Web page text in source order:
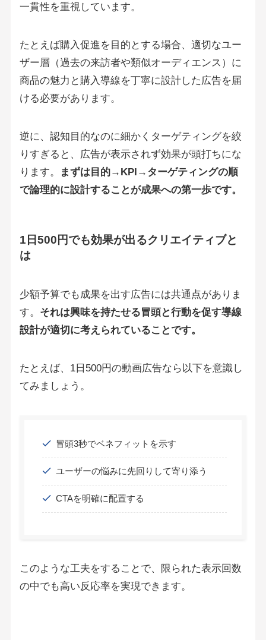
一貫性を重視しています。
たとえば購入促進を目的とする場合、適切なユー
ザー層（過去の来訪者や類似オーディエンス）に
商品の魅力と購入導線を丁寧に設計した広告を届
ける必要があります。
逆に、認知目的なのに細かくターゲティングを絞
りすぎると、広告が表示されず効果が頭打ちにな
ります。
まずは目的→KPI→ターゲティングの順
で論理的に設計することが成果への第一歩です。
1日500円でも効果が出るクリエイティブと
は
少額予算でも成果を出す広告には共通点がありま
す。 それは興味を持たせる冒頭と行動を促す導線
設計が適切に考えられていることです。
たとえば、1日500円の動画広告なら以下を意識し
てみましょう。
冒頭3秒でベネフィットを示す
ユーザーの悩みに先回りして寄り添う
CTAを明確に配置する
このような工夫をすることで、限られた表示回数
の中でも高い反応率を実現できます。